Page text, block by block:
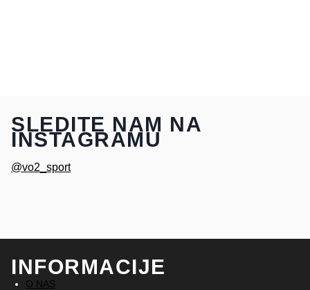
SLEDITE NAM NA
INSTAGRAMU
@vo2_sport
INFORMACIJE
O NAS